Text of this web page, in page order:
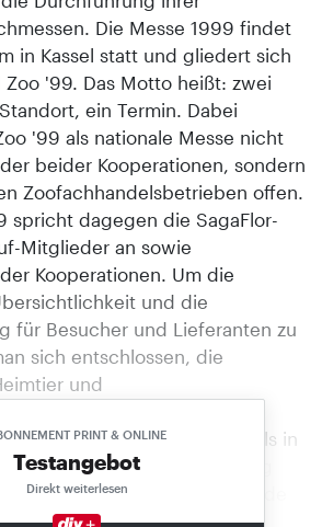
PRINT & ONLINE
Testangebot
Direkt weiterlesen
Die Messe 1999 findet
in Kassel statt und gliedert sich
'99. Das Motto heißt: zwei
ein Termin. Dabei
'99 als nationale Messe nicht
beider Kooperationen, sondern
Zoofachhandelsbetrieben offen.
dagegen die SagaFlor-
Mitglieder an sowie
Kooperationen. Um die
und die
für Besucher und Lieferanten zu
sich entschlossen, die
und
in jeweils eigenen
Noch gezielter als in
wird dabei auf die Besetzung
Segmente und entsprechende
Insgesamt steht eine